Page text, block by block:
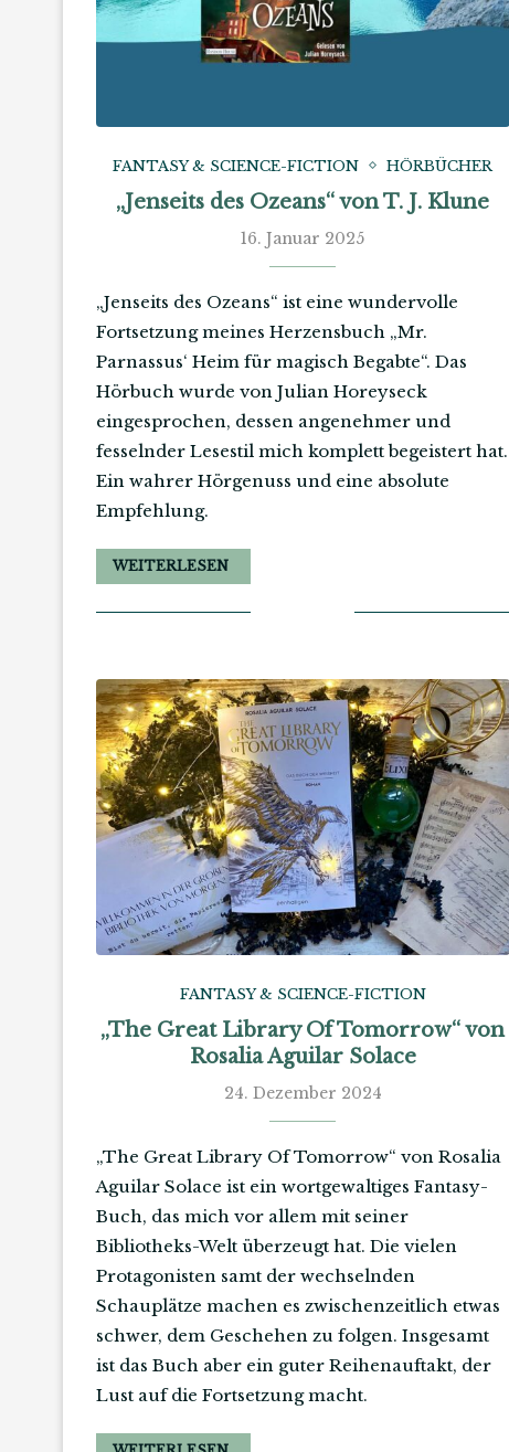
FANTASY & SCIENCE-FICTION HÖRBÜCHER
„Jenseits des Ozeans“ von T. J. Klune
16. Januar 2025
„Jenseits des Ozeans“ ist eine wundervolle
Fortsetzung meines Herzensbuch „Mr.
Parnassus‘ Heim für magisch Begabte“. Das
Hörbuch wurde von Julian Horeyseck
eingesprochen, dessen angenehmer und
fesselnder Lesestil mich komplett begeistert hat.
Ein wahrer Hörgenuss und eine absolute
Empfehlung.
WEITERLESEN
FANTASY & SCIENCE-FICTION
„The Great Library Of Tomorrow“ von
Rosalia Aguilar Solace
24. Dezember 2024
„The Great Library Of Tomorrow“ von Rosalia
Aguilar Solace ist ein wortgewaltiges Fantasy-
Buch, das mich vor allem mit seiner
Bibliotheks-Welt überzeugt hat. Die vielen
Protagonisten samt der wechselnden
Schauplätze machen es zwischenzeitlich etwas
schwer, dem Geschehen zu folgen. Insgesamt
ist das Buch aber ein guter Reihenauftakt, der
Lust auf die Fortsetzung macht.